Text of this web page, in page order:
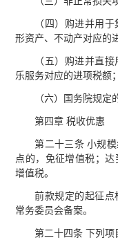
（四）购进并用
形资产、不动产对应的
（五）购进并直
乐服务对应的进项税额；
（六）国务院规定
第四章 税收优惠
第二十三条 小规
点的，免征增值税；
增值税。
前款规定的起征点
常务委员会备案。
第二十四条 下列项